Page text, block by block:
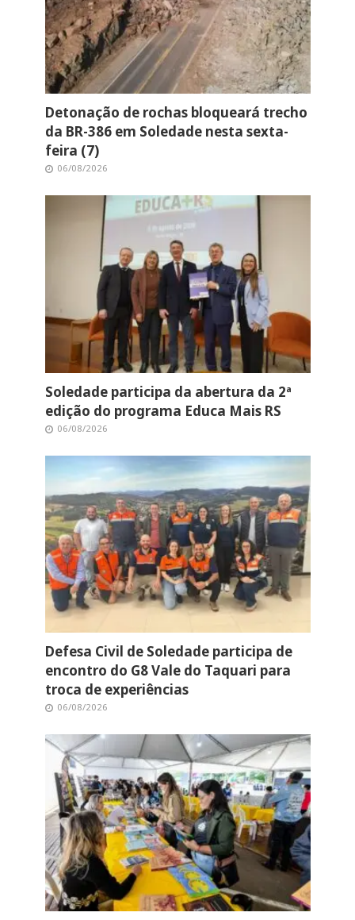
Detonação de rochas bloqueará trecho
da BR-386 em Soledade nesta sexta-
feira (7)
06/08/2026
Soledade participa da abertura da 2ª
edição do programa Educa Mais RS
06/08/2026
Defesa Civil de Soledade participa de
encontro do G8 Vale do Taquari para
troca de experiências
06/08/2026